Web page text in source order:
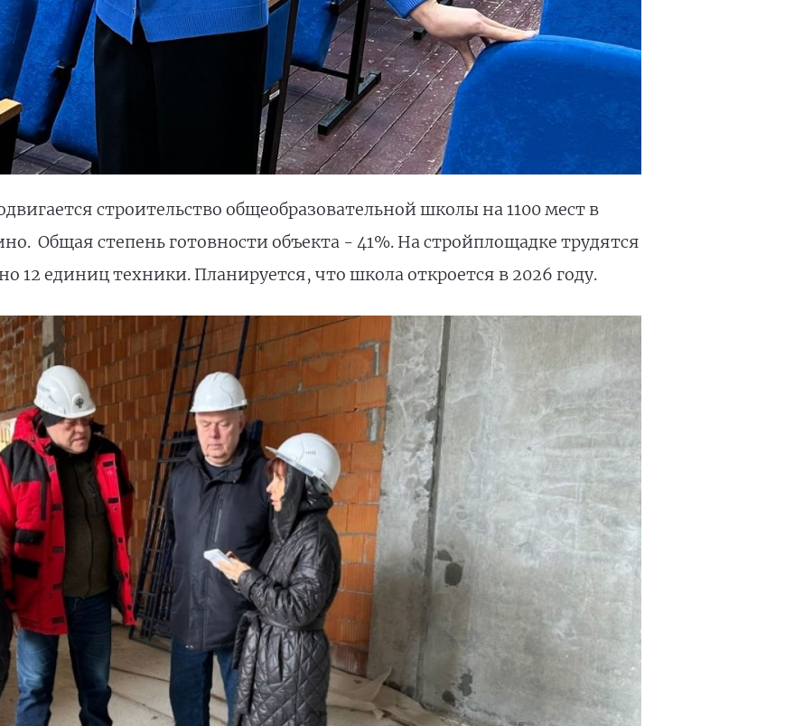
строительство общеобразовательной школы на 1100 мест в
Общая степень готовности объекта - 41%. На стройплощадке трудятся
12 единиц техники. Планируется, что школа откроется в 2026 году.